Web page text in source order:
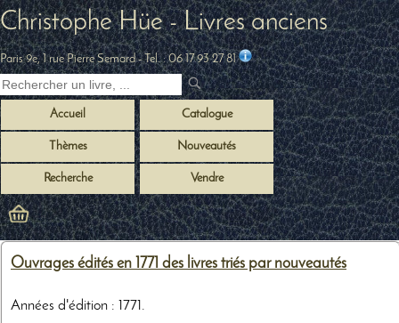
Christophe Hüe - Livres anciens
Paris 9e, 1 rue Pierre Semard- Tel. :06 17 93 27 81
Accueil Catalogue
Thèmes Nouveautés
Recherche Vendre
Ouvrages édités en 1771 des livres triés par nouveautés
Années d'édition : 1771.